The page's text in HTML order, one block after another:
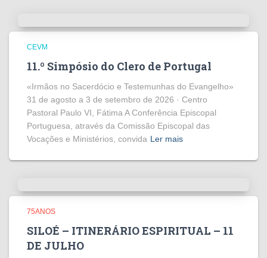
CEVM
11.º Simpósio do Clero de Portugal
«Irmãos no Sacerdócio e Testemunhas do Evangelho»
31 de agosto a 3 de setembro de 2026 · Centro
Pastoral Paulo VI, Fátima A Conferência Episcopal
Portuguesa, através da Comissão Episcopal das
Vocações e Ministérios, convida Ler mais
75ANOS
SILOÉ – ITINERÁRIO ESPIRITUAL – 11
DE JULHO